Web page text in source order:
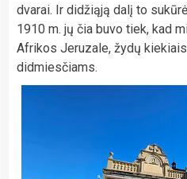
dvarai. Ir didžiąją dalį to
1910 m. jų čia buvo tiek, kad
Afrikos Jeruzale, žydų
didmiesčiams.